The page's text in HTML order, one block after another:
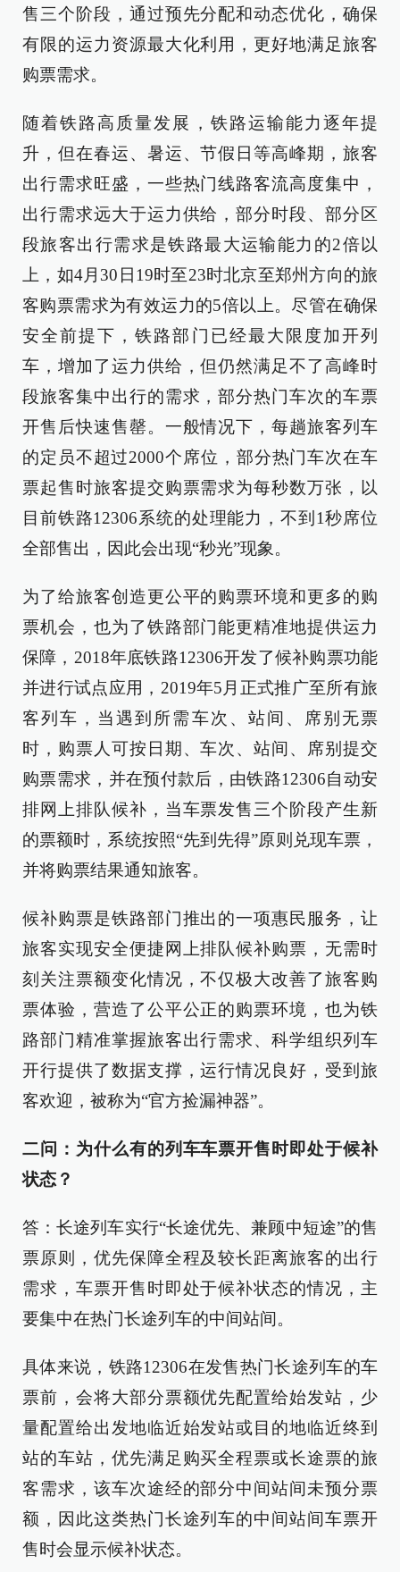
售三个阶段，通过预先分配和动态优化，确保
有限的运力资源最大化利用，更好地满足旅客
购票需求。
随着铁路高质量发展，铁路运输能力逐年提
升，但在春运、暑运、节假日等高峰期，旅客
出行需求旺盛，一些热门线路客流高度集中，
出行需求远大于运力供给，部分时段、部分区
段旅客出行需求是铁路最大运输能力的2倍以
上，如4月30日19时至23时北京至郑州方向的旅
客购票需求为有效运力的5倍以上。尽管在确保
安全前提下，铁路部门已经最大限度加开列
车，增加了运力供给，但仍然满足不了高峰时
段旅客集中出行的需求，部分热门车次的车票
开售后快速售罄。一般情况下，每趟旅客列车
的定员不超过2000个席位，部分热门车次在车
票起售时旅客提交购票需求为每秒数万张，以
目前铁路12306系统的处理能力，不到1秒席位
全部售出，因此会出现“秒光”现象。
为了给旅客创造更公平的购票环境和更多的购
票机会，也为了铁路部门能更精准地提供运力
保障，2018年底铁路12306开发了候补购票功能
并进行试点应用，2019年5月正式推广至所有旅
客列车，当遇到所需车次、站间、席别无票
时，购票人可按日期、车次、站间、席别提交
购票需求，并在预付款后，由铁路12306自动安
排网上排队候补，当车票发售三个阶段产生新
的票额时，系统按照“先到先得”原则兑现车票，
并将购票结果通知旅客。
候补购票是铁路部门推出的一项惠民服务，让
旅客实现安全便捷网上排队候补购票，无需时
刻关注票额变化情况，不仅极大改善了旅客购
票体验，营造了公平公正的购票环境，也为铁
路部门精准掌握旅客出行需求、科学组织列车
开行提供了数据支撑，运行情况良好，受到旅
客欢迎，被称为“官方捡漏神器”。
二问：为什么有的列车车票开售时即处于候补
状态？
答：长途列车实行“长途优先、兼顾中短途”的售
票原则，优先保障全程及较长距离旅客的出行
需求，车票开售时即处于候补状态的情况，主
要集中在热门长途列车的中间站间。
具体来说，铁路12306在发售热门长途列车的车
票前，会将大部分票额优先配置给始发站，少
量配置给出发地临近始发站或目的地临近终到
站的车站，优先满足购买全程票或长途票的旅
客需求，该车次途经的部分中间站间未预分票
额，因此这类热门长途列车的中间站间车票开
售时会显示候补状态。